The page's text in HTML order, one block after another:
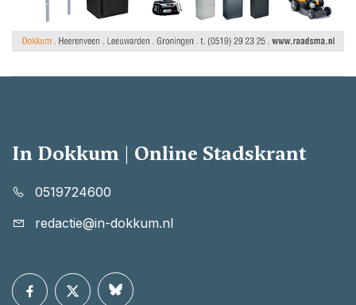
In Dokkum | Online Stadskrant
0519724600
redactie@in-dokkum.nl